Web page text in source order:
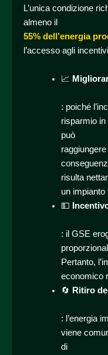
L’unica condizione
almeno il
55% dell’energia
l’accesso agli
📈
: poiché
risparmio
può
risulta
un impianto
💵
: il GSE
Pertanto,
economico
🔄 Ritiro
: l’energia
viene
di